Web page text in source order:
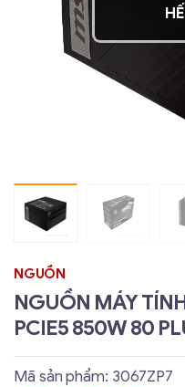
NGUỒN
NGUỒN MÁY
PCIE5 850W 80
Mã sản phẩm: 3067ZP7